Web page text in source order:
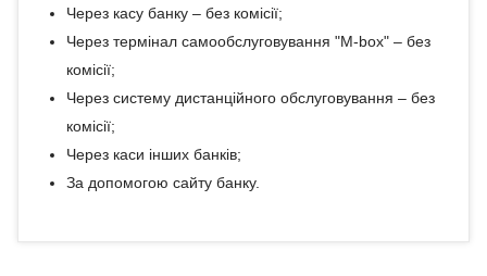
Через касу банку – без комісії;
Через термінал самообслуговування "М-box" – без
комісії;
Через систему дистанційного обслуговування – без
комісії;
Через каси інших банків;
За допомогою сайту банку.